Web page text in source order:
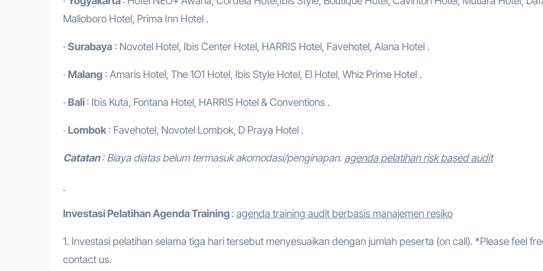
Malioboro Hotel, Prima Inn Hotel .
· Surabaya : Novotel Hotel, Ibis Center Hotel, HARRIS Hotel, Favehotel, Alana Hotel .
· Malang : Amaris Hotel, The 1O1 Hotel, Ibis Style Hotel, El Hotel, Whiz Prime Hotel .
· Bali : Ibis Kuta, Fontana Hotel, HARRIS Hotel & Conventions .
· Lombok : Favehotel, Novotel Lombok, D Praya Hotel .
Catatan: Biaya diatas belum termasuk akomodasi/penginapan. agenda pelatihan risk based audit
Investasi PelatihanAgenda Training : agenda training audit berbasis manajemen resiko
1. Investasi pelatihan selama tiga hari tersebut menyesuaikan dengan jumlah peserta (on call). *Please feel
contact us.